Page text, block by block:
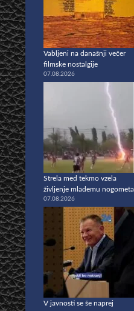
Vabljeni na današnji večer
filmske nostalgije
07.08.2026
Strela med tekmo vzela
življenje mlademu
07.08.2026
V javnosti se še naprej